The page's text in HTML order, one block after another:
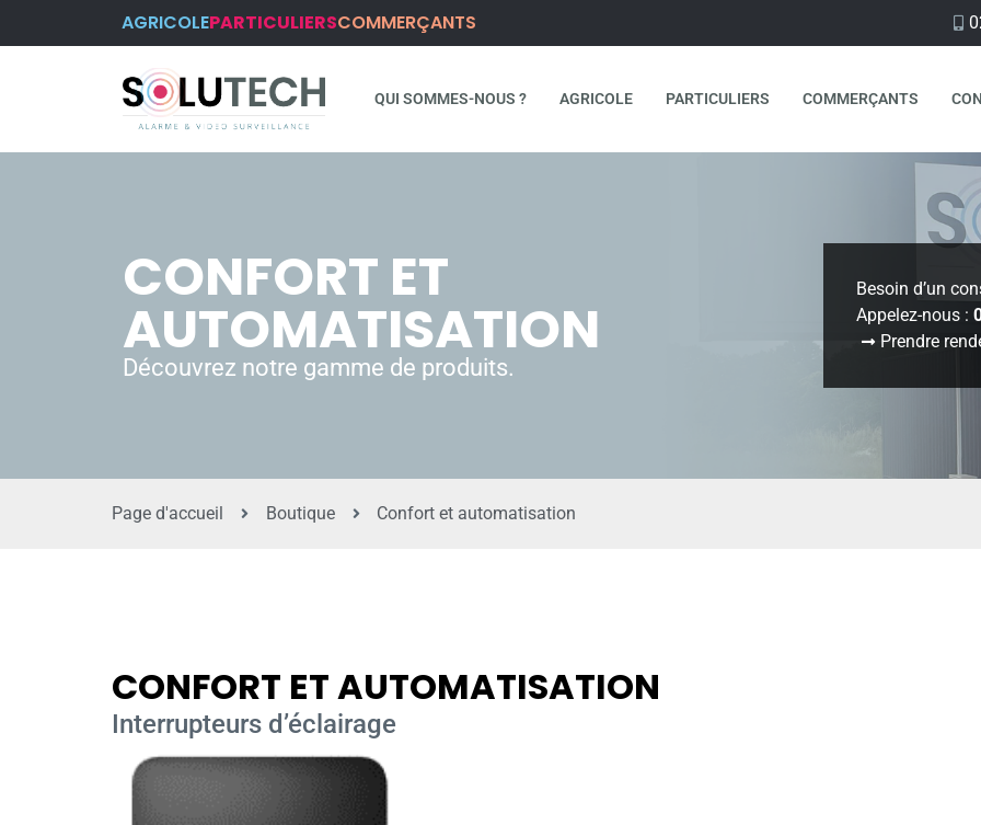
AGRICOLEPARTICULIERSCOMMERÇANTS
QUI SOMMES-NOUS ? AGRICOLE PARTICULIERS COMMERÇANTS
CONFORT ET
AUTOMATISATION
Découvrez notre gamme de produits.
Besoin d’un
Appelez-nous :
Prendre
Page d'accueil Boutique Confort et automatisation
CONFORT ET AUTOMATISATION
Interrupteurs d’éclairage